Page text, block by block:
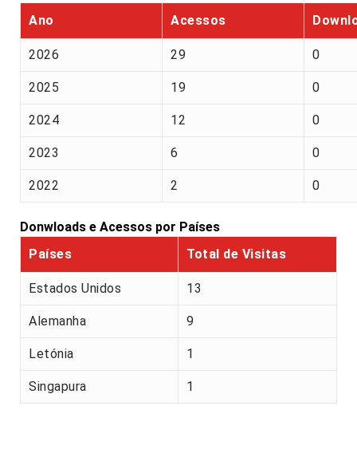
Ano Acessos
2026 29 0
2025 19 0
2024 12 0
2023 6 0
2022 2 0
Donwloads e Acessos por Países
Países
Total de Visitas
Estados Unidos 13
Alemanha 9
Letónia 1
Singapura 1